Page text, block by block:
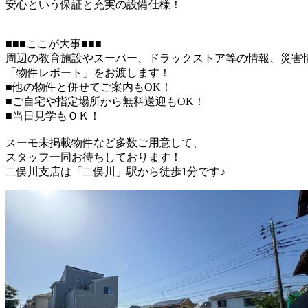
安心という保証と充実の設備仕様！
■■■ここが大事■■■
周辺の教育施設やスーパー、ドラックストア等の情報、災害
「物件レポート」をお渡します！
■他の物件と併せてご案内もOK！
■ご自宅や指定場所から無料送迎もOK！
■当日見学もＯＫ！
スーモ未掲載物件など多数ご用意して、
スタッフ一同お待ちしております！
二俣川支店は「二俣川」駅から徒歩1分です♪